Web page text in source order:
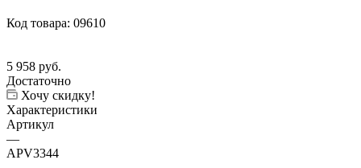
Код товара: 09610
5 958 руб.
Достаточно
Хочу скидку!
Характеристики
Артикул
—
APV3344